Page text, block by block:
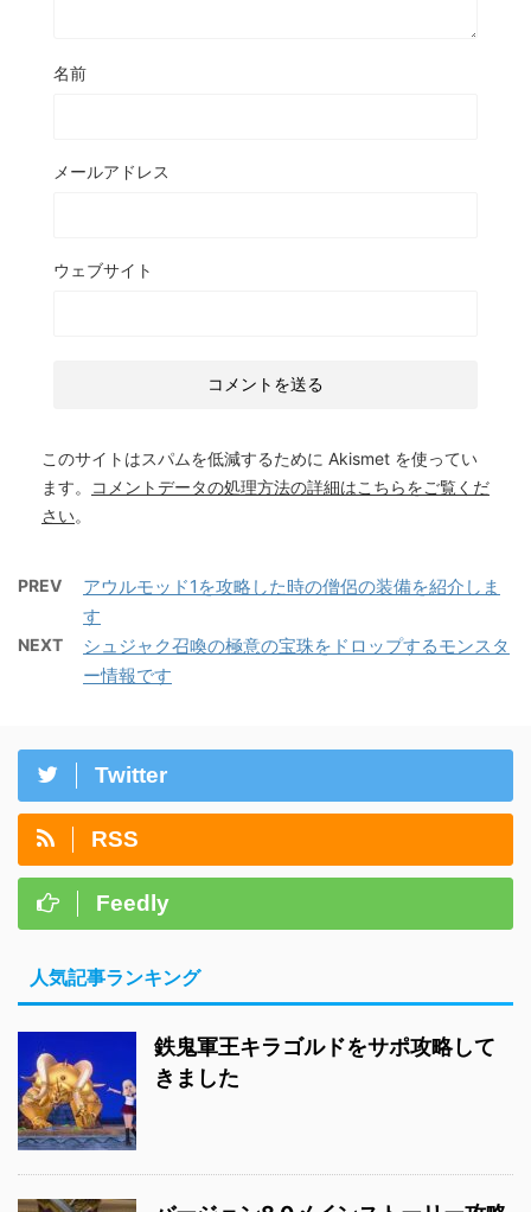
名前
メールアドレス
ウェブサイト
このサイトはスパムを低減するために Akismet を使ってい
ます。
コメントデータの処理方法の詳細はこちらをご覧くだ
さい。
PREV
アウルモッド1を攻略した時の僧侶の装備を紹介しま
す
NEXT
シュジャク召喚の極意の宝珠をドロップするモンスタ
ー情報です
Twitter
RSS
Feedly
人気記事ランキング
鉄鬼軍王キラゴルドをサポ攻略して
きました